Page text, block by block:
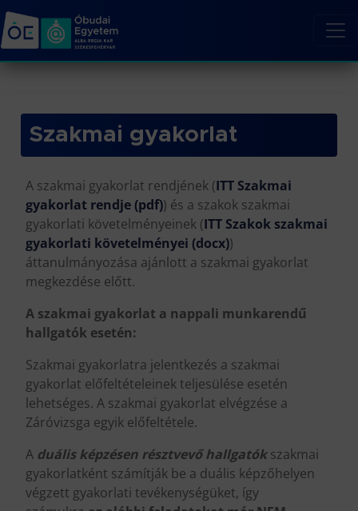
Szakmai gyakorlat
A szakmai gyakorlat rendjének (ITT Szakmai
gyakorlat rendje (pdf)) és a szakok szakmai
gyakorlati követelményeinek (ITT Szakok szakmai
gyakorlati követelményei (docx))
áttanulmányozása ajánlott a szakmai gyakorlat
megkezdése előtt.
A szakmai gyakorlat a nappali munkarendű
hallgatók esetén:
Szakmai gyakorlatra jelentkezés a szakmai
gyakorlat előfeltételeinek teljesülése esetén
lehetséges. A szakmai gyakorlat elvégzése a
Záróvizsga egyik előfeltétele.
A duális képzésen résztvevő hallgatókszakmai
gyakorlatként számítják be a duális képzőhelyen
végzett gyakorlati tevékenységüket, így